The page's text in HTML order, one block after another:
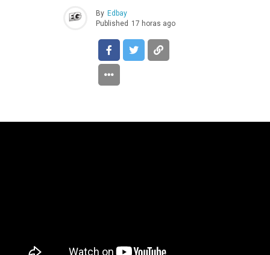
By Edbay
Published 17 horas ago